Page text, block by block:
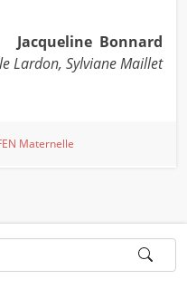
Jacqueline Bonnard
Lardon, Sylviane Maillet
Maternelle